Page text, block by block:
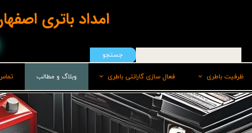
ظرفیت باطری
50 امپر
55 امپر
فعال سازی گارانتی باطری
سپاهان باطری
برنا
وبلاگ و مطالب
جستجو
امداد باتری